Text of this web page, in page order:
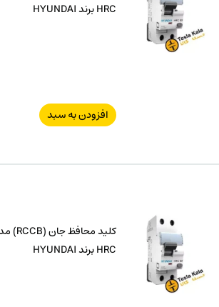
HRC برند HYUNDAI
افزودن به سبد
HRC برند HYUNDAI